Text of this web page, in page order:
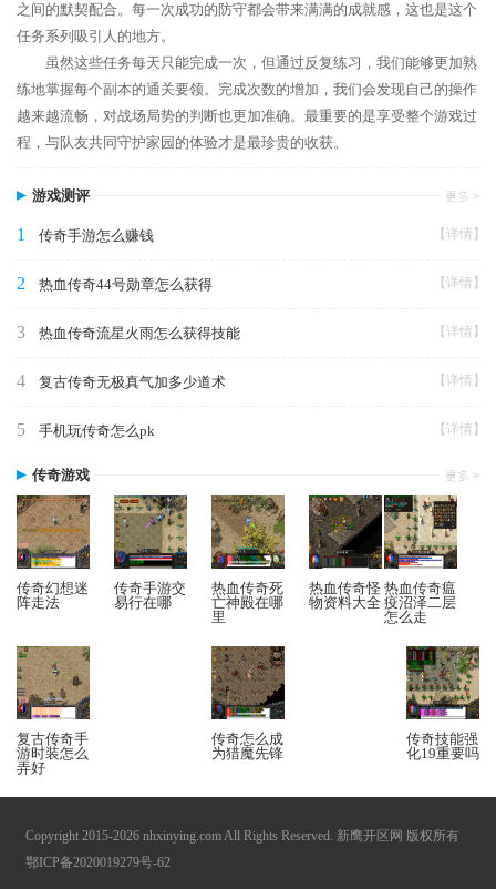
之间的默契配合。每一次成功的防守都会带来满满的成就感，这也是这个
任务系列吸引人的地方。
虽然这些任务每天只能完成一次，但通过反复练习，我们能够更加熟
练地掌握每个副本的通关要领。完成次数的增加，我们会发现自己的操作
越来越流畅，对战场局势的判断也更加准确。最重要的是享受整个游戏过
程，与队友共同守护家园的体验才是最珍贵的收获。
游戏测评
1 传奇手游怎么赚钱 【详情】
2 热血传奇44号勋章怎么获得 【详情】
3 热血传奇流星火雨怎么获得技能 【详情】
4 复古传奇无极真气加多少道术 【详情】
5 手机玩传奇怎么pk 【详情】
传奇游戏
传奇幻想迷
阵走法
传奇手游交
易行在哪
热血传奇死
亡神殿在哪
里
热血传奇怪
物资料大全
热血传奇瘟
疫沼泽二层
怎么走
复古传奇手
游时装怎么
弄好
传奇怎么成
为猎魔先锋
传奇技能强
化19重要吗
Copyright 2015-2026 nhxinying.com All Rights Reserved. 新鹰开区网 版权所有
鄂ICP备2020019279号-62